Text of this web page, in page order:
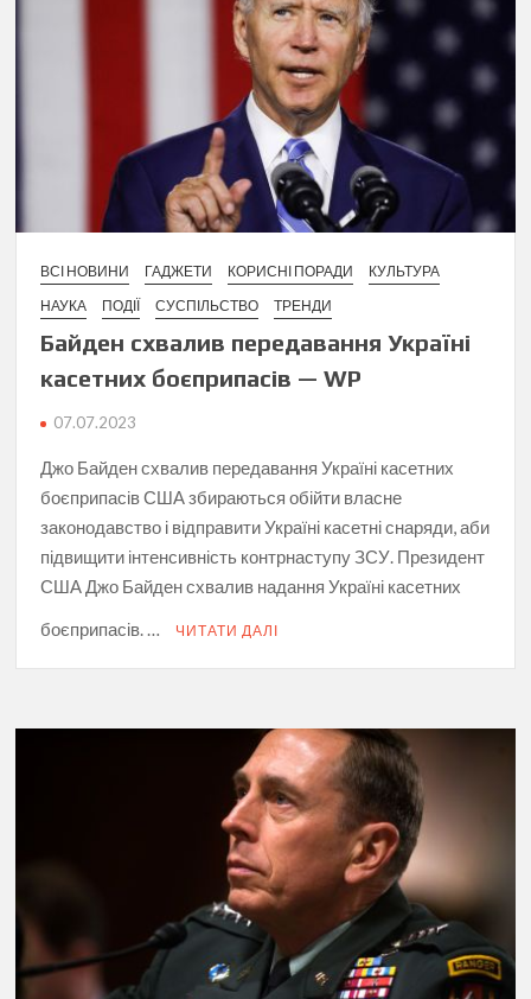
ВСІ НОВИНИ ГАДЖЕТИ КОРИСНІ ПОРАДИ
КУЛЬТУРА
НАУКА
ПОДІЇ СУСПІЛЬСТВО ТРЕНДИ
Байден схвалив передавання Україні
касетних боєприпасів — WP
07.07.2023
Джо Байден схвалив передавання Україні касетних
боєприпасів США збираються обійти власне
законодавство і відправити Україні касетні снаряди, аби
підвищити інтенсивність контрнаступу ЗСУ. Президент
США Джо Байден схвалив надання Україні касетних
боєприпасів. …
ЧИТАТИ ДАЛІ